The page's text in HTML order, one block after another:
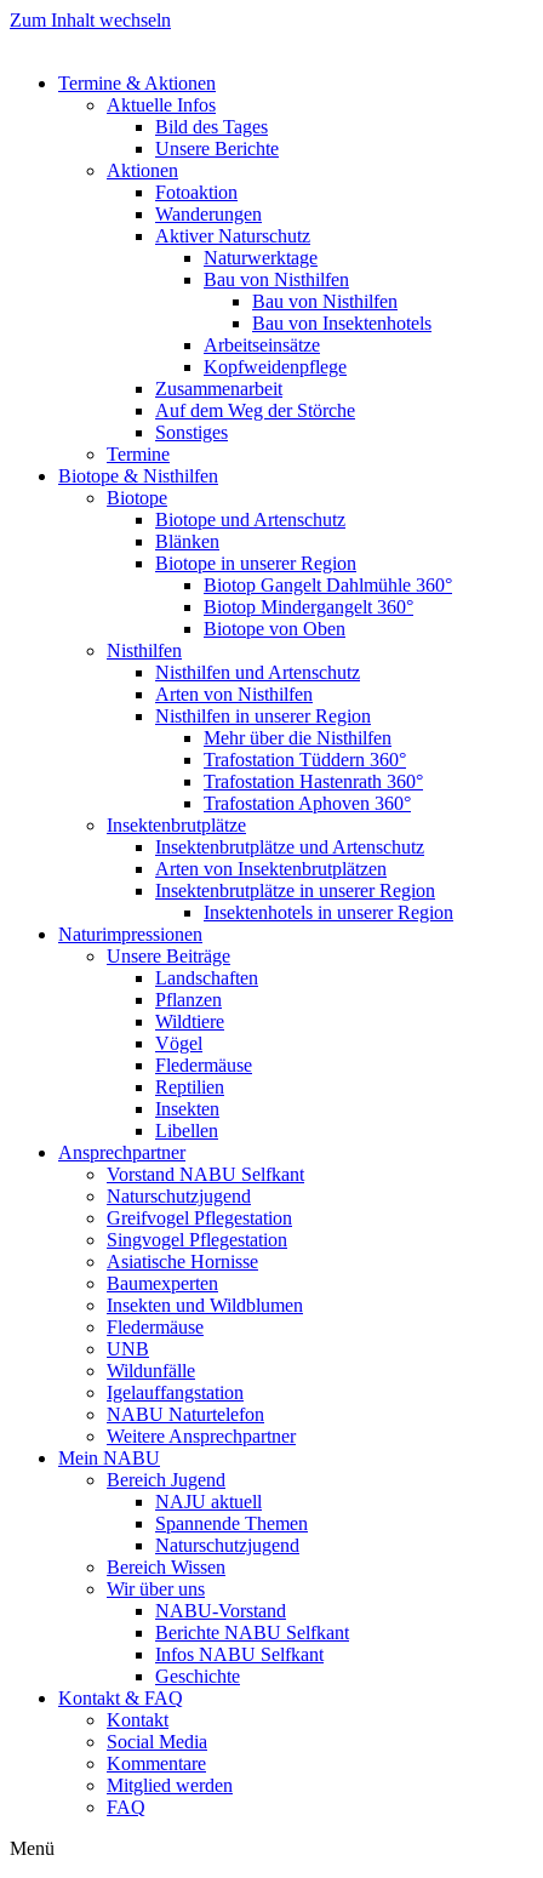
Zum Inhalt wechseln
Termine & Aktionen
Aktuelle Infos
Bild des Tages
Unsere Berichte
Aktionen
Fotoaktion
Wanderungen
Aktiver Naturschutz
Naturwerktage
Bau von Nisthilfen
Bau von Nisthilfen
Bau von Insektenhotels
Arbeitseinsätze
Kopfweidenpflege
Zusammenarbeit
Auf dem Weg der Störche
Sonstiges
Termine
Biotope & Nisthilfen
Biotope
Biotope und Artenschutz
Blänken
Biotope in unserer Region
Biotop Gangelt Dahlmühle 360°
Biotop Mindergangelt 360°
Biotope von Oben
Nisthilfen
Nisthilfen und Artenschutz
Arten von Nisthilfen
Nisthilfen in unserer Region
Mehr über die Nisthilfen
Trafostation Tüddern 360°
Trafostation Hastenrath 360°
Trafostation Aphoven 360°
Insektenbrutplätze
Insektenbrutplätze und Artenschutz
Arten von Insektenbrutplätzen
Insektenbrutplätze in unserer Region
Insektenhotels in unserer Region
Naturimpressionen
Unsere Beiträge
Landschaften
Pflanzen
Wildtiere
Vögel
Fledermäuse
Reptilien
Insekten
Libellen
Ansprechpartner
Vorstand NABU Selfkant
Naturschutzjugend
Greifvogel Pflegestation
Singvogel Pflegestation
Asiatische Hornisse
Baumexperten
Insekten und Wildblumen
Fledermäuse
UNB
Wildunfälle
Igelauffangstation
NABU Naturtelefon
Weitere Ansprechpartner
Mein NABU
Bereich Jugend
NAJU aktuell
Spannende Themen
Naturschutzjugend
Bereich Wissen
Wir über uns
NABU-Vorstand
Berichte NABU Selfkant
Infos NABU Selfkant
Geschichte
Kontakt & FAQ
Kontakt
Social Media
Kommentare
Mitglied werden
FAQ
Menü